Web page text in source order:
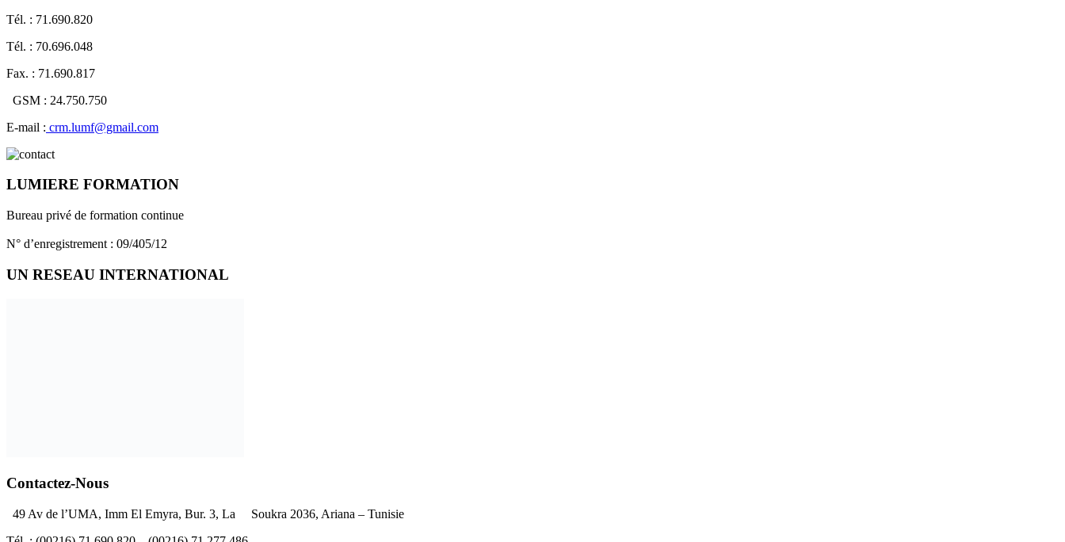
Tél. : 71.690.820
Tél. : 70.696.048
Fax. : 71.690.817
GSM : 24.750.750
E-mail : crm.lumf@gmail.com
LUMIERE FORMATION
Bureau privé de formation continue
N° d’enregistrement : 09/405/12
UN RESEAU INTERNATIONAL
Contactez-Nous
49 Av de l’UMA, Imm El Emyra, Bur. 3, La Soukra 2036, Ariana – Tunisie